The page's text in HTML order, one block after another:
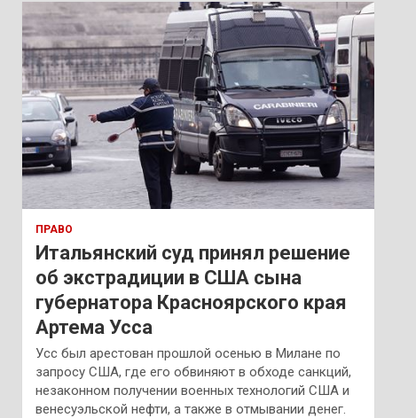
к
ПРАВО
Итальянский суд принял решение
об экстрадиции в США сына
губернатора Красноярского края
Артема Усса
Усс был арестован прошлой осенью в Милане по
запросу США, где его обвиняют в обходе санкций,
незаконном получении военных технологий США и
венесуэльской нефти, а также в отмывании денег.